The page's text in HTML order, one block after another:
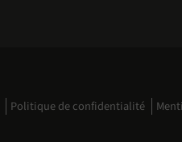
Politique de confidentialité